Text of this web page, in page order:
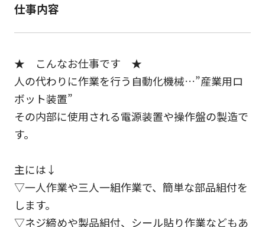
仕事内容
★ こんなお仕事です ★
人の代わりに作業を行う自動化機械…”産業用ロ
ボット装置”
その内部に使用される電源装置や操作盤の製造で
す。
主には↓
▽一人作業や三人一組作業で、簡単な部品組付を
します。
▽ネジ締めや製品組付、シール貼り作業などもあ